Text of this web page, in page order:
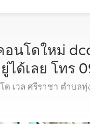
นโดใหม่
ได้เลย โทร
ด เวล ศรีราชา ตำบล